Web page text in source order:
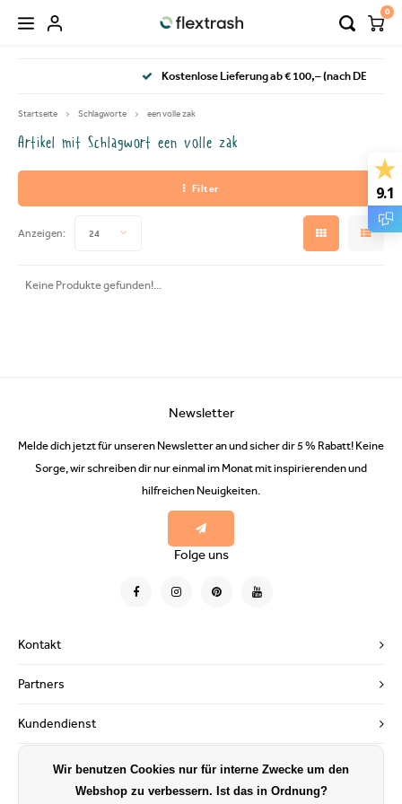
9.1
Hoofdmenu / flextrash mülleimer
FLEXTRASH SMALL
FLEXTRASH LARGE
Hoofdmenu / camping mülleimer
Nederlands
Deutsch
0
Kostenlose Lieferung ab € 100,– (nach DE)
Startseite Schlagworte een volle zak
Artikel mit Schlagwort een volle zak
Filter
Anzeigen: 24
Keine Produkte gefunden!...
Kontakt
Newsletter
Melde dich jetzt für unseren Newsletter an und sicher dir 5 % Rabatt! Keine
Sorge, wir schreiben dir nur einmal im Monat mit inspirierenden und
hilfreichen Neuigkeiten.
Folge uns
Partners
Kundendienst
Mein KontoWir benutzen Cookies nur für interne Zwecke um den
Webshop zu verbessern. Ist das in Ordnung?